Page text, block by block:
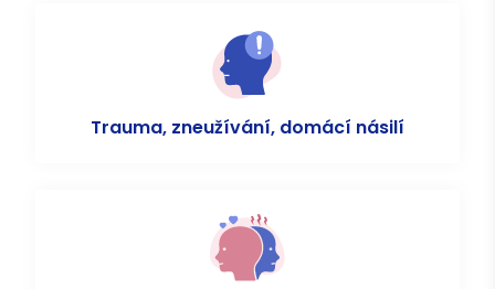
Trauma, zneužívání, domácí násilí